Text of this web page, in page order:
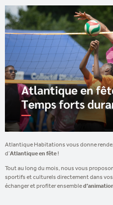
Atlantique Habitations vous donne
d’Atlantique en fête !
Tout au long du mois, nous vous
sportifs et culturels directement dans
échanger et profiter ensemble